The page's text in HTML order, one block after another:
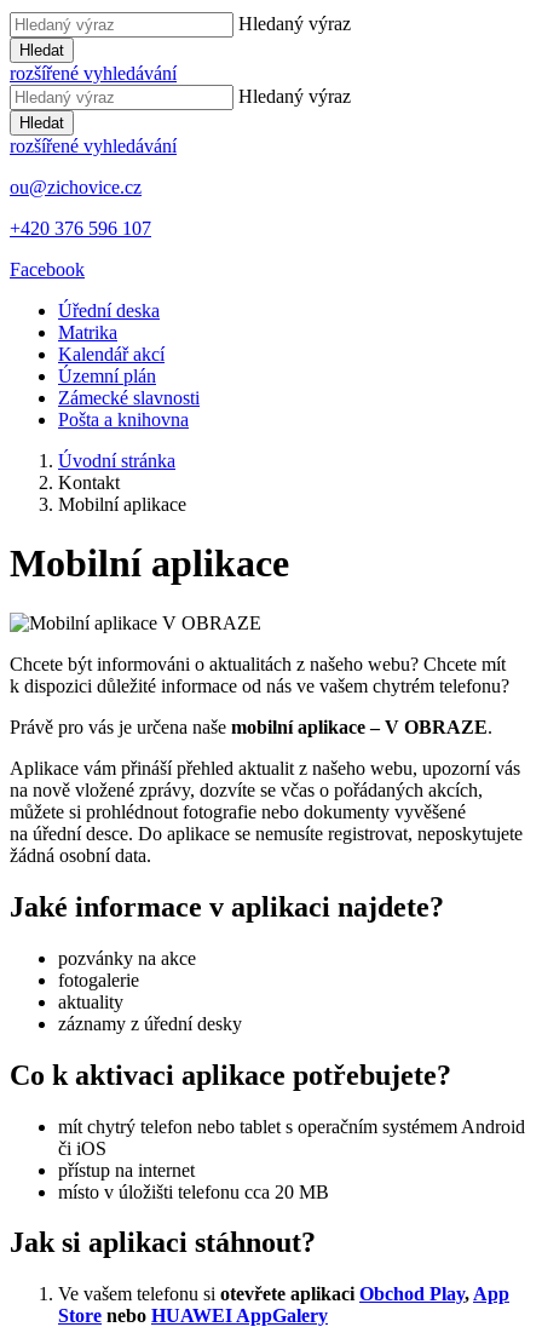
Hledaný výraz
Hledat
rozšířené vyhledávání
Hledaný výraz
Hledat
rozšířené vyhledávání
ou@zichovice.cz
+420 ​​376 596 107
Facebook
Úřední deska
Matrika
Kalendář akcí
Územní plán
Zámecké slavnosti
Pošta a knihovna
Úvodní stránka
Kontakt
Mobilní aplikace
Mobilní aplikace
Chcete být informováni o aktualitách z našeho webu? Chcete mít
k dispozici důležité informace od nás ve vašem chytrém telefonu?
Právě pro vás je určena naše mobilní aplikace – V OBRAZE.
Aplikace vám přináší přehled aktualit z našeho webu, upozorní vás
na nově vložené zprávy, dozvíte se včas o pořádaných akcích,
můžete si prohlédnout fotografie nebo dokumenty vyvěšené
na úřední desce. Do aplikace se nemusíte registrovat, neposkytujete
žádná osobní data.
Jaké informace v aplikaci najdete?
pozvánky na akce
fotogalerie
aktuality
záznamy z úřední desky
Co k aktivaci aplikace potřebujete?
mít chytrý telefon nebo tablet s operačním systémem Android
či iOS
přístup na internet
místo v úložišti telefonu cca 20 MB
Jak si aplikaci stáhnout?
Ve vašem telefonu si otevřete aplikaci Obchod Play, App
Store nebo HUAWEI AppGalery